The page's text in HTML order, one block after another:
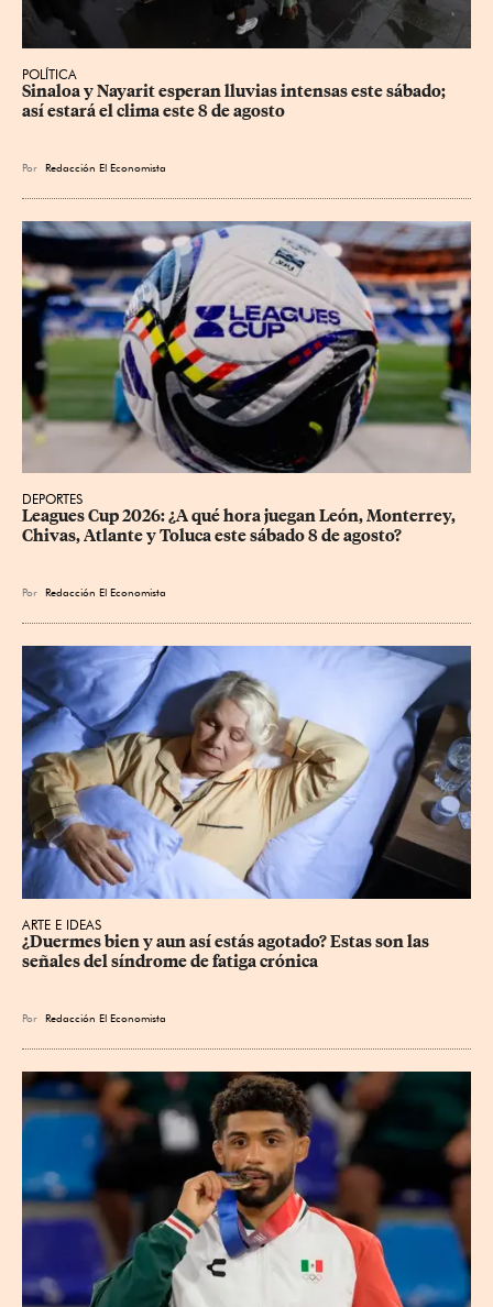
POLÍTICA
Sinaloa y Nayarit esperan lluvias intensas este sábado;
así estará el clima este 8 de agosto
Por Redacción El Economista
DEPORTES
Leagues Cup 2026: ¿A qué hora juegan León, Monterrey,
Chivas, Atlante y Toluca este sábado 8 de agosto?
Por Redacción El Economista
ARTE E IDEAS
¿Duermes bien y aun así estás agotado? Estas son las
señales del síndrome de fatiga crónica
Por Redacción El Economista